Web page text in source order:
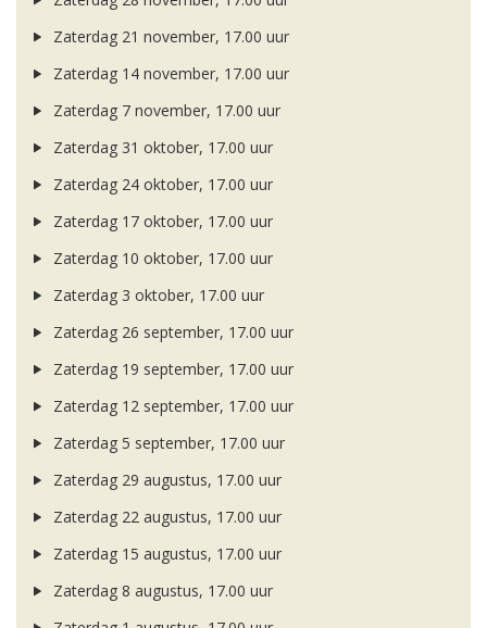
Zaterdag 21 november, 17.00 uur
Zaterdag 14 november, 17.00 uur
Zaterdag 7 november, 17.00 uur
Zaterdag 31 oktober, 17.00 uur
Zaterdag 24 oktober, 17.00 uur
Zaterdag 17 oktober, 17.00 uur
Zaterdag 10 oktober, 17.00 uur
Zaterdag 3 oktober, 17.00 uur
Zaterdag 26 september, 17.00 uur
Zaterdag 19 september, 17.00 uur
Zaterdag 12 september, 17.00 uur
Zaterdag 5 september, 17.00 uur
Zaterdag 29 augustus, 17.00 uur
Zaterdag 22 augustus, 17.00 uur
Zaterdag 15 augustus, 17.00 uur
Zaterdag 8 augustus, 17.00 uur